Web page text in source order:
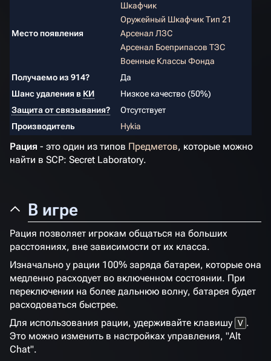
Место появления
Шкафчик
Оружейный Шкафчик Тип 21
Арсенал ЛЗС
Арсенал Боеприпасов ТЗС
Военные Классы Фонда
Получаемо из 914? Да
Шанс удаления в КИ Низкое качество (50%)
Защита от связывания? Отсутствует
Производитель Hykia
Рация - это один из типов Предметов, которые можно
найти в SCP: Secret Laboratory.
В игре
Рация позволяет игрокам общаться на больших
расстояниях, вне зависимости от их класса.
Изначально у рации 100% заряда батареи, которые она
медленно расходует во включенном состоянии. При
переключении на более дальнюю волну, батарея будет
расходоваться быстрее.
Для использования рации, удерживайте клавишу V .
Это можно изменить в настройках управления, "Alt
Chat".